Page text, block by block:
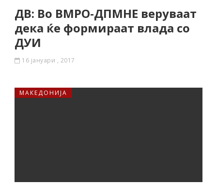
ДВ: Во ВМРО-ДПМНЕ веруваат
дека ќе формираат влада со
ДУИ
16 јануари , 2017
МАКЕДОНИЈА